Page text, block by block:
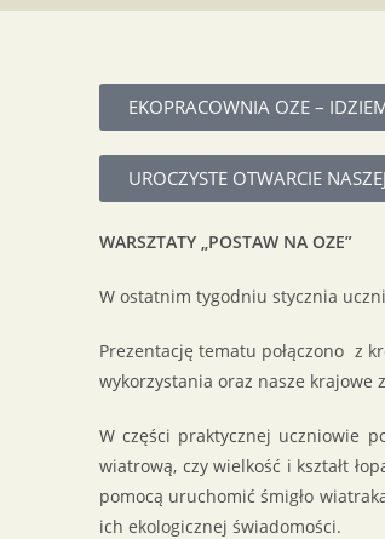
EKOPRACOWNIA OZE –
UROCZYSTE OTWARCIE
WARSZTATY „POSTAW NA OZE”
W ostatnim tygodniu stycznia
Prezentację tematu połączono z
wykorzystania oraz nasze krajowe
W części praktycznej uczniowie
wiatrową, czy wielkość i kształt
pomocą uruchomić śmigło
ich ekologicznej świadomości.